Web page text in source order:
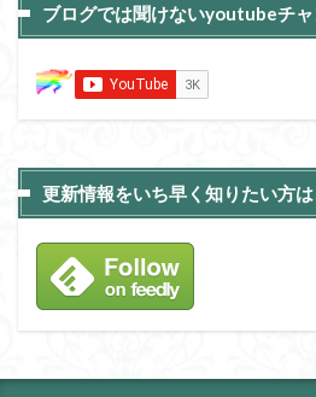
ブログでは聞けないyoutubeチ
更新情報をいち早く知りたい方